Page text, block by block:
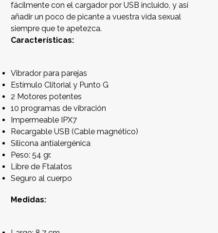
fácilmente con el cargador por USB incluido, y así
añadir un poco de picante a vuestra vida sexual
siempre que te apetezca.
Características:
Vibrador para parejas
Estímulo Clitorial y Punto G
2 Motores potentes
10 programas de vibración
Impermeable IPX7
Recargable USB (Cable magnético)
Silicona antialergénica
Peso: 54 gr.
Libre de Ftalatos
Seguro al cuerpo
Medidas: